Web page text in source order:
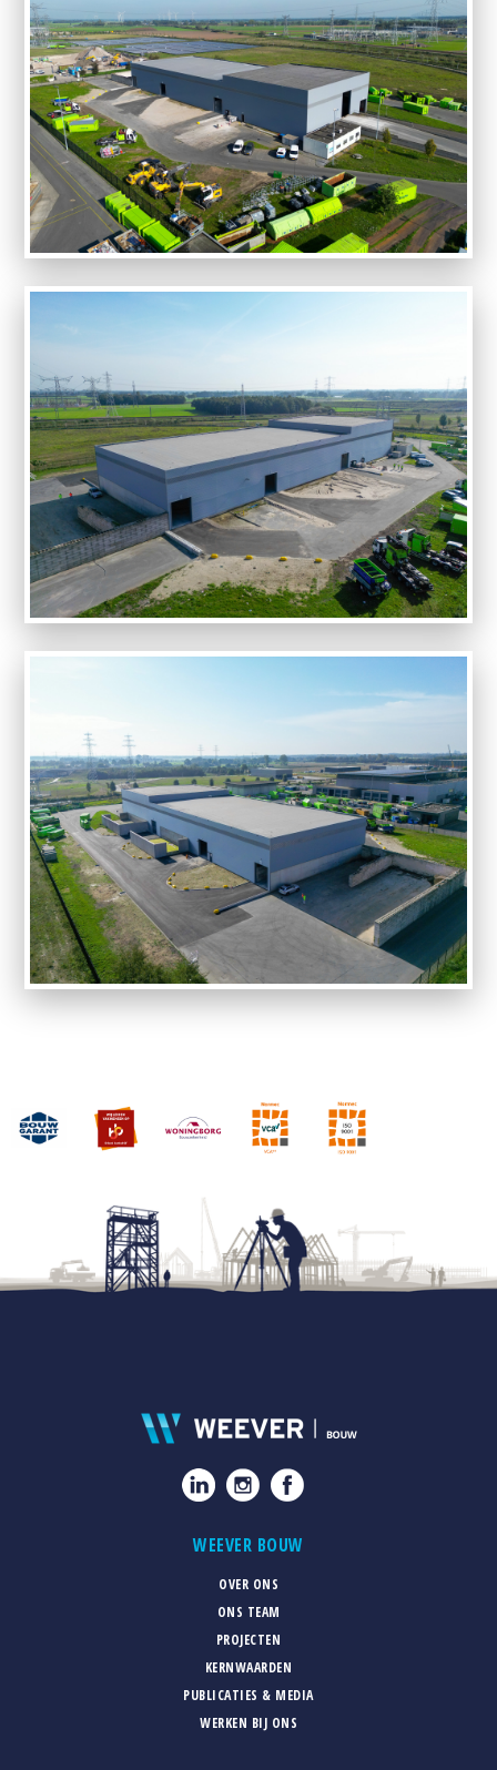
WEEVER BOUW
OVER ONS
ONS TEAM
PROJECTEN
KERNWAARDEN
PUBLICATIES & MEDIA
WERKEN BIJ ONS